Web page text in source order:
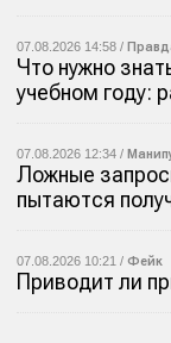
07.08.2026 14:58 /
Что нужно
учебном году:
07.08.2026 12:34 /
Ложные
пытаются
07.08.2026 10:21 / Фейк
Приводит ли